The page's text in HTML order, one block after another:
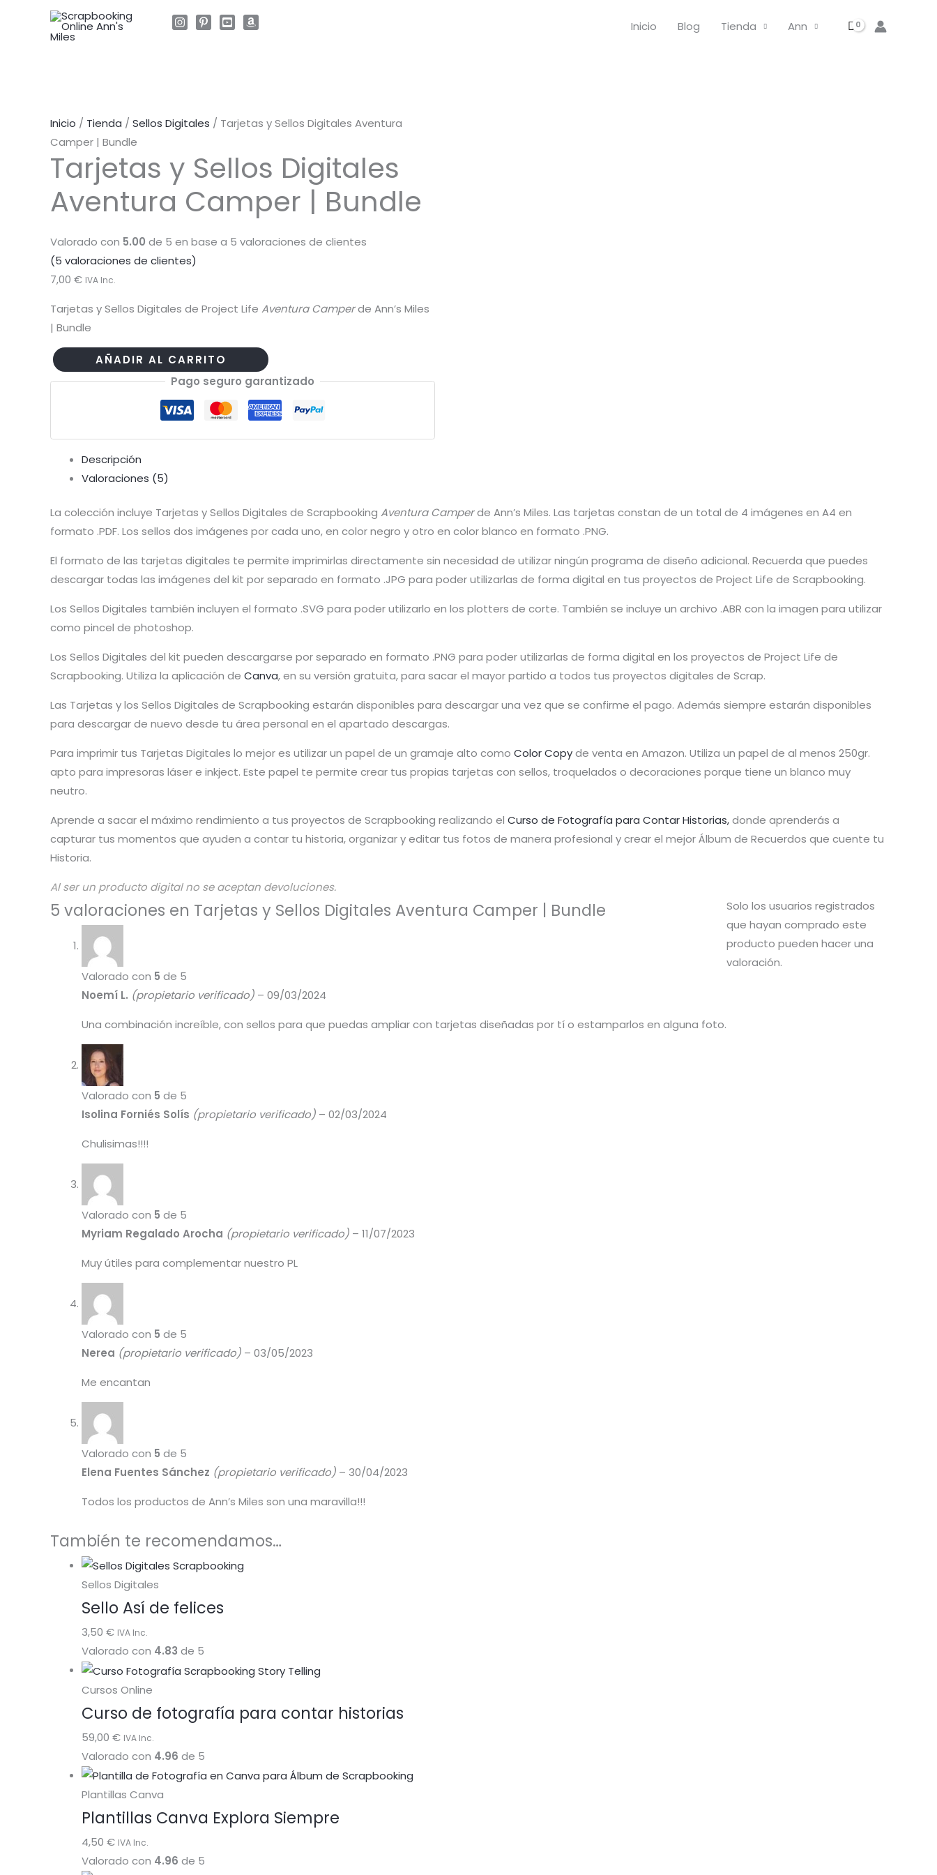
Inicio Blog Tienda Ann
Inicio / Tienda / Sellos Digitales / Tarjetas y Sellos Digitales Aventura
Camper | Bundle
Tarjetas y Sellos Digitales
Aventura Camper | Bundle
Valorado con 5.00 de 5 en base a 5 valoraciones de clientes
(5 valoraciones de clientes)
7,00 € IVA Inc.
Tarjetas y Sellos Digitales de Project Life Aventura Camperde Ann’s Miles
| Bundle
Tarjetas
Camper
AÑADIR AL CARRITO
Pago seguro garantizado
Descripción
Valoraciones (5)
La colección incluye Tarjetas y Sellos Digitales de Scrapbooking Aventura Camperde Ann’s Miles. Las tarjetas constan de un total de 4 imágenes en A4 en
formato .PDF. Los sellos dos imágenes por cada uno, en color negro y otro en color blanco en formato .PNG.
El formato de las tarjetas digitales te permite imprimirlas directamente sin necesidad de utilizar ningún programa de diseño adicional. Recuerda que puedes
descargar todas las imágenes del kit por separado en formato .JPG para poder utilizarlas de forma digital en tus proyectos de Project Life de Scrapbooking.
Los Sellos Digitales también incluyen el formato .SVG para poder utilizarlo en los plotters de corte. También se incluye un archivo .ABR con la imagen para utilizar
como pincel de photoshop.
Los Sellos Digitales del kit pueden descargarse por separado en formato .PNG para poder utilizarlas de forma digital en los proyectos de Project Life de
Scrapbooking. Utiliza la aplicación de Canva, en su versión gratuita, para sacar el mayor partido a todos tus proyectos digitales de Scrap.
Las Tarjetas y los Sellos Digitales de Scrapbooking estarán disponibles para descargar una vez que se confirme el pago. Además siempre estarán disponibles
para descargar de nuevo desde tu área personal en el apartado descargas.
Para imprimir tus Tarjetas Digitales lo mejor es utilizar un papel de un gramaje alto como Color Copyde venta en Amazon. Utiliza un papel de al menos 250gr.
apto para impresoras láser e inkject. Este papel te permite crear tus propias tarjetas con sellos, troquelados o decoraciones porque tiene un blanco muy
neutro.
Aprende a sacar el máximo rendimiento a tus proyectos de Scrapbooking realizando el Curso de Fotografía para Contar Historias,donde aprenderás a
capturar tus momentos que ayuden a contar tu historia, organizar y editar tus fotos de manera profesional y crear el mejor Álbum de Recuerdos que cuente tu
Historia.
Al ser un producto digital no se aceptan devoluciones.
5 valoraciones en Tarjetas y Sellos Digitales Aventura Camper | Bundle
Valorado con 5 de 5
Noemí L. (propietario verificado) – 09/03/2024
Una combinación increíble, con sellos para que puedas ampliar con tarjetas diseñadas por tí o estamparlos en alguna foto.
Valorado con 5 de 5
Isolina Forniés Solís (propietario verificado) – 02/03/2024
Chulisimas!!!!
Valorado con 5 de 5
Myriam Regalado Arocha (propietario verificado) – 11/07/2023
Muy útiles para complementar nuestro PL
Valorado con 5 de 5
Nerea (propietario verificado) – 03/05/2023
Me encantan
Valorado con 5 de 5
Elena Fuentes Sánchez (propietario verificado) – 30/04/2023
Todos los productos de Ann’s Miles son una maravilla!!!
Solo los usuarios registrados
que hayan comprado este
producto pueden hacer una
valoración.
También te recomendamos…
Sellos Digitales
Sello Así de felices
3,50 € IVA Inc.
Valorado con 4.83 de 5
Cursos Online
Curso de fotografía para contar historias
59,00 € IVA Inc.
Valorado con 4.96 de 5
Plantillas Canva
Plantillas Canva Explora Siempre
4,50 € IVA Inc.
Valorado con 4.96 de 5